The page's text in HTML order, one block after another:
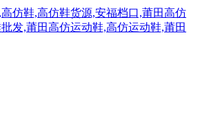
仿鞋,高仿鞋货源,安福档口,莆田高仿
发,莆田高仿运动鞋,高仿运动鞋,莆田